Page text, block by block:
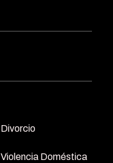
Divorcio
Violencia Doméstica